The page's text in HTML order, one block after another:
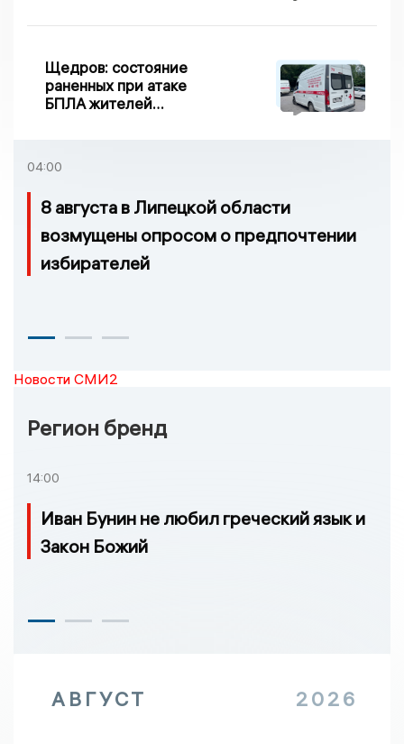
Щедров: состояние
раненных при атаке
БПЛА жителей
04:00
8 августа в Липецкой области
возмущены опросом о предпочтении
избирателей
Новости СМИ2
Регион бренд
14:00
Иван Бунин не любил греческий язык и
Закон Божий
АВГУСТ 2026